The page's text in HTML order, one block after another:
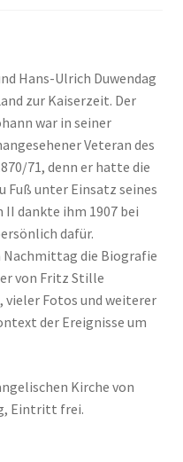
Hans-Ulrich Duwendag
zur Kaiserzeit. Der
war in seiner
Veteran des
71, denn er hatte die
Fuß unter Einsatz seines
dankte ihm 1907 bei
dafür.
Nachmittag die Biografie
von Fritz Stille
vieler Fotos und weiterer
der Ereignisse um
Kirche von
Eintritt frei.